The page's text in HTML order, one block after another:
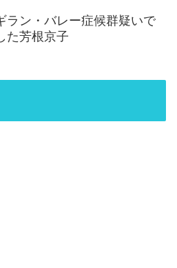
ラン・バレー症候群疑いで
た芳根京子